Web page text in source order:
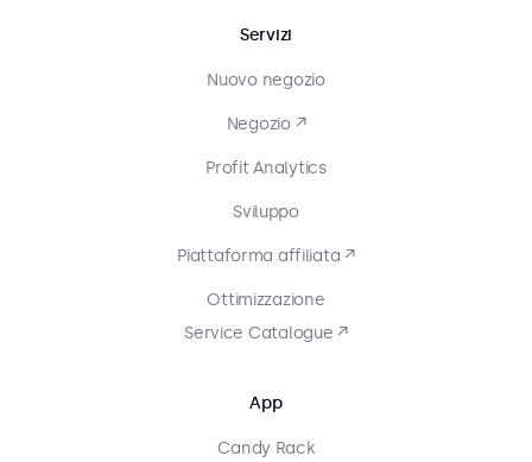
Servizi
Nuovo negozio
Negozio ↗
Profit Analytics
Sviluppo
Piattaforma affiliata ↗
Ottimizzazione
Service Catalogue ↗
App
Candy Rack